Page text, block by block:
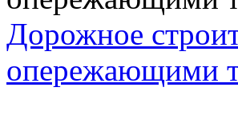
Дорожное
опережающими